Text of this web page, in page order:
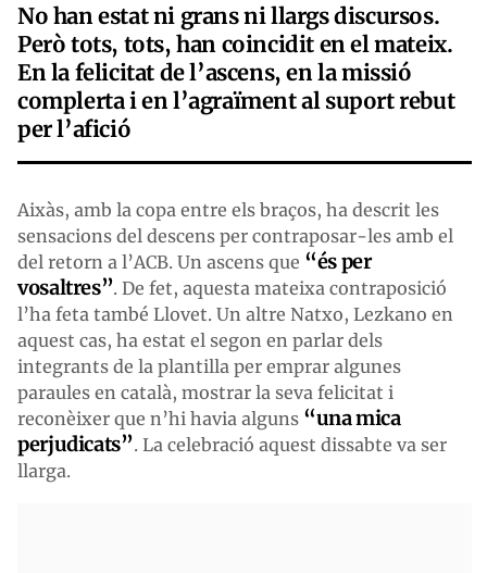
No han estat ni grans ni llargs discursos.
Però tots, tots, han coincidit en el mateix.
En la felicitat de l’ascens, en la missió
complerta i en l’agraïment al suport rebut
per l’afició
Aixàs, amb la copa entre els braços, ha descrit les
sensacions del descens per contraposar-les amb el
del retorn a l’ACB. Un ascens que “és per
vosaltres”. De fet, aquesta mateixa contraposició
l’ha feta també Llovet. Un altre Natxo, Lezkano en
aquest cas, ha estat el segon en parlar dels
integrants de la plantilla per emprar algunes
paraules en català, mostrar la seva felicitat i
reconèixer que n’hi havia alguns “una mica
perjudicats”. La celebració aquest dissabte va ser
llarga.